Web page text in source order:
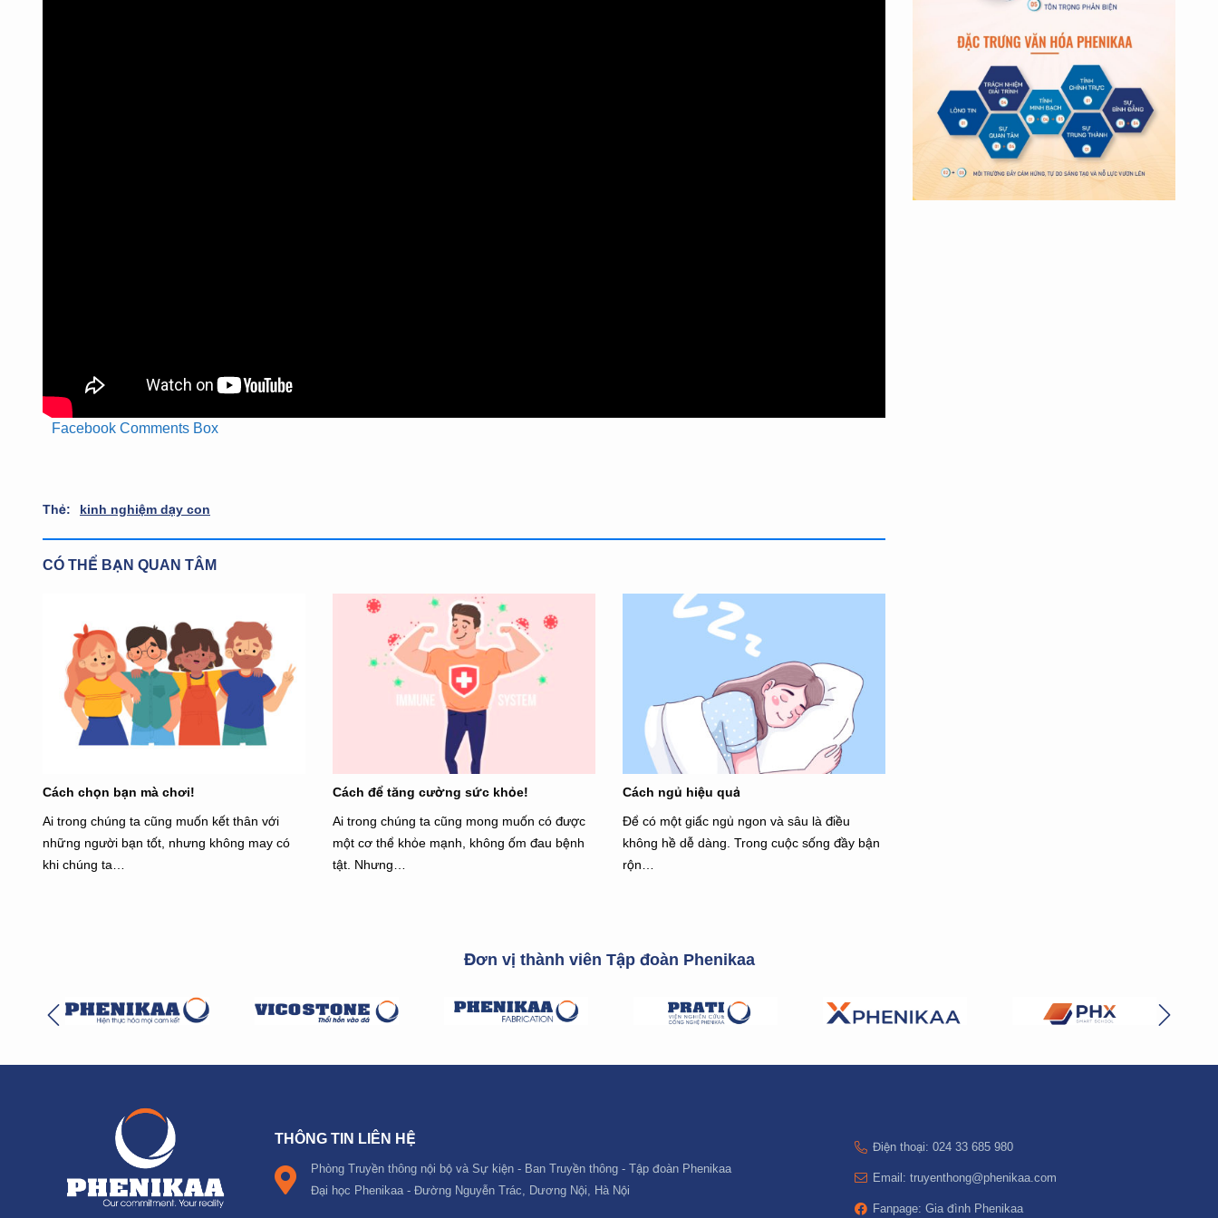
Facebook Comments Box
Thẻ: kinh nghiệm dạy con
CÓ THỂ BẠN QUAN TÂM
Cách chọn bạn mà chơi!
Ai trong chúng ta cũng muốn kết thân với
những người bạn tốt, nhưng không may có
khi chúng ta…
Cách để tăng cường sức khỏe!
Ai trong chúng ta cũng mong muốn có được
một cơ thể khỏe mạnh, không ốm đau bệnh
tật. Nhưng…
Cách ngủ hiệu quả
Để có một giấc ngủ ngon và sâu là điều
không hề dễ dàng. Trong cuộc sống đầy bận
rộn…
Đơn vị thành viên Tập đoàn Phenikaa
THÔNG TIN LIÊN HỆ
Phòng Truyền thông nội bộ và Sự kiện - Ban Truyền thông - Tập đoàn Phenikaa
Đại học Phenikaa - Đường Nguyễn Trác, Dương Nội, Hà Nội
Điện thoại: 024 33 685 980
Email: truyenthong@phenikaa.com
Fanpage: Gia đình Phenikaa